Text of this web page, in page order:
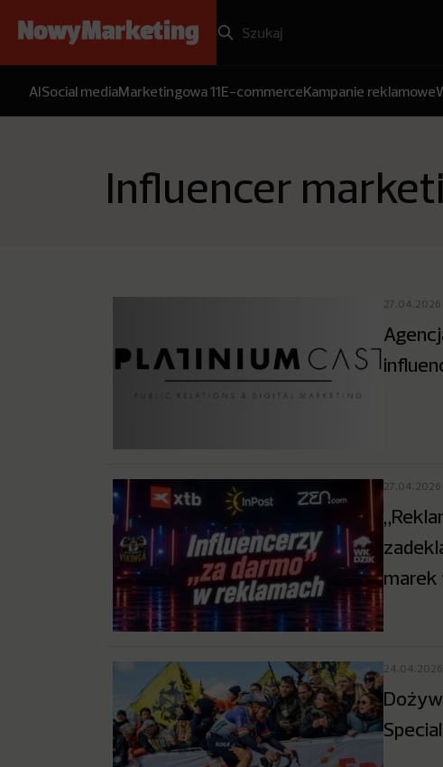
AISocial mediaMarketingowa 11E-commerceKampanie reklamowe
Influencer
27.04.2026
27.04.2026
marek
24.04.2026